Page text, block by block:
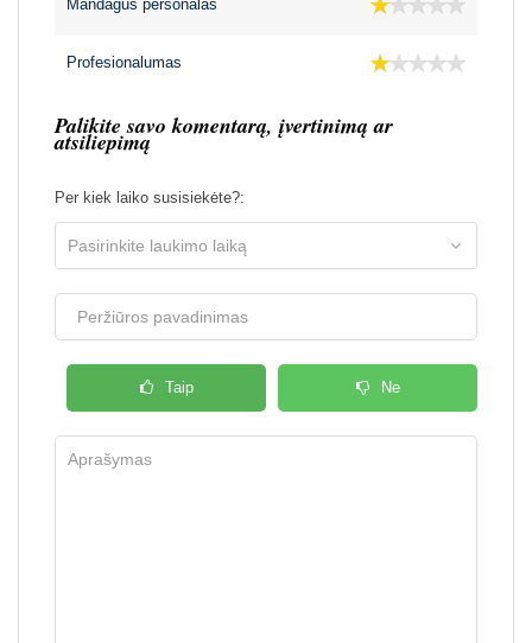
Mandagus personalas
Profesionalumas
Palikite savo komentarą, įvertinimą ar
atsiliepimą
Per kiek laiko susisiekėte?:
Taip Ne